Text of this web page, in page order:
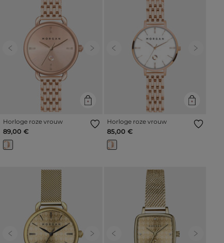
Previous Next
Horloge roze vrouw
89,00 €
Previous Next
Horloge roze vrouw
85,00 €
Previous Next Previous Next